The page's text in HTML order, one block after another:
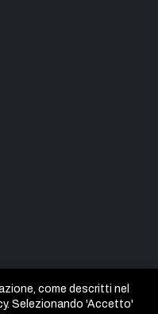
Tutti i marchi, loghi e
come descritti nel
Selezionando 'Accetto'